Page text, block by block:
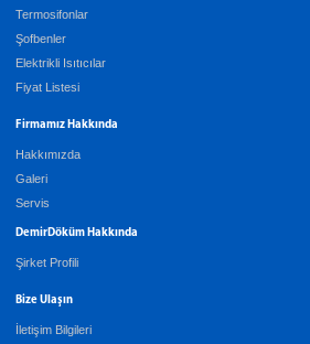
Termosifonlar
Şofbenler
Elektrikli Isıtıcılar
Fiyat Listesi
Firmamız Hakkında
Hakkımızda
Galeri
Servis
DemirDöküm Hakkında
Şirket Profili
Bize Ulaşın
İletişim Bilgileri